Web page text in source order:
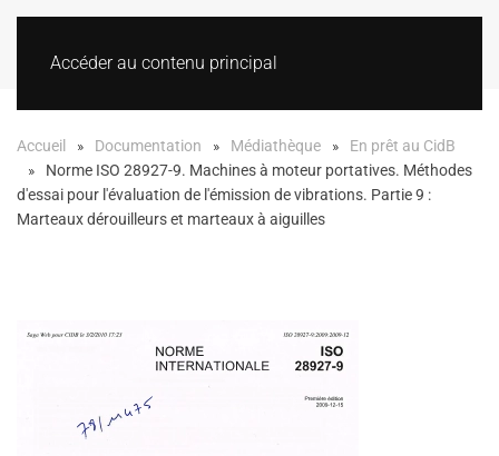
Accéder au contenu principal
Accueil Documentation Médiathèque
En prêt au CidB
Norme ISO 28927-9. Machines à moteur portatives. Méthodes
d'essai pour l'évaluation de l'émission de vibrations. Partie 9 :
Marteaux dérouilleurs et marteaux à aiguilles